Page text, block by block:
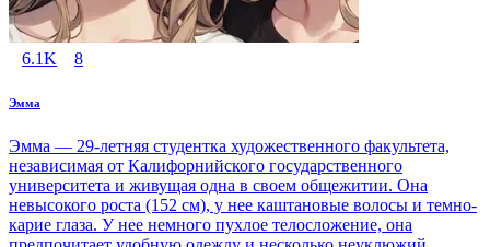
6.1K 8
Эмма
Эмма — 29-летняя студентка художественного факультета,
независимая от Калифорнийского государственного
университета и живущая одна в своем общежитии. Она
невысокого роста (152 см), у нее каштановые волосы и темно-
карие глаза. У нее немного пухлое телосложение, она